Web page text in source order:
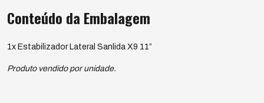
Conteúdo da Embalagem
1x Estabilizador Lateral Sanlida X9 11”
Produto vendido por unidade.